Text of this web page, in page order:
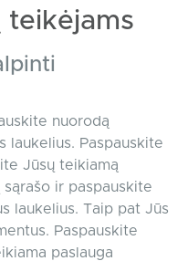
teikėjams
nuorodą
laukelius. Paspauskite
Jūsų teikiamą
ir paspauskite
laukelius. Taip pat Jūs
Paspauskite
paslauga